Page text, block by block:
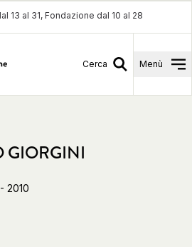
13 al 31, Fondazione dal 10 al 28
Cerca Menù
GIORGINI
2010